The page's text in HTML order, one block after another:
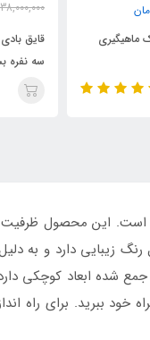
تومان
هیدروفورس
وی
14,000,000
قایق
تک
زیبایی دارد و به
شده ابعاد کوچکی
خود ببرید. برای راه